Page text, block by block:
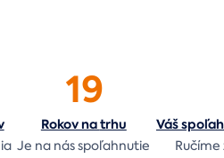
19
Rokov natrhu
Je na násspoľahnutie
Váš
Ručíme